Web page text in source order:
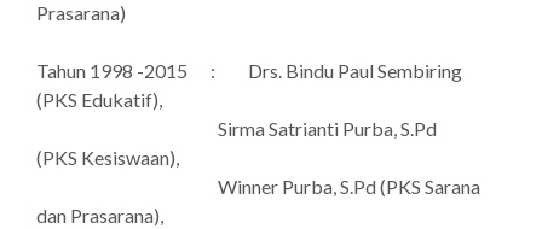
Prasarana)
Tahun 1998 -2015
: Drs. Bindu Paul Sembiring
(PKS Edukatif),
Sirma Satrianti Purba, S.Pd
(PKS Kesiswaan),
Winner Purba, S.Pd (PKS Sarana
dan Prasarana),